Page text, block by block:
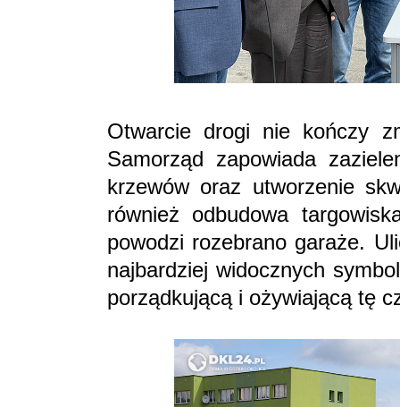
Otwarcie drogi nie kończy
Samorząd zapowiada
krzewów oraz utworzenie
również odbudowa
powodzi rozebrano garaże.
najbardziej widocznych
porządkującą i ożywiającą tę